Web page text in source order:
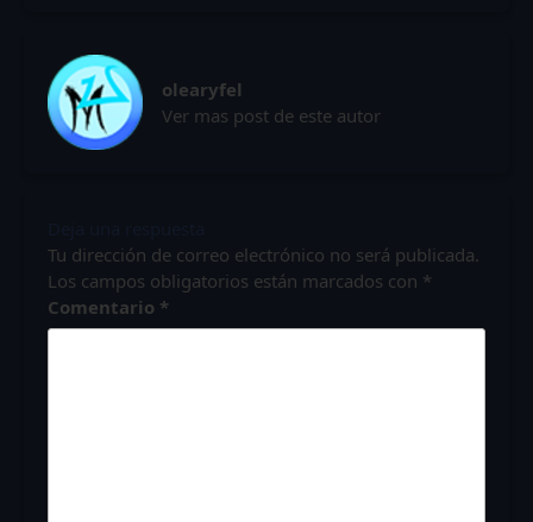
olearyfel
Ver mas post de este autor
Tu dirección de correo electrónico no será publicada.
Los campos obligatorios están marcados con *
Comentario *